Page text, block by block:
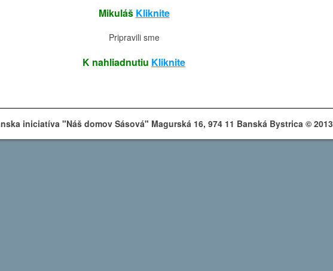
Mikuláš Kliknite
Pripravili sme
K nahliadnutiu Kliknite
iniciatíva "Náš domov Sásová" Magurská 16, 974 11 Banská Bystrica © 2013